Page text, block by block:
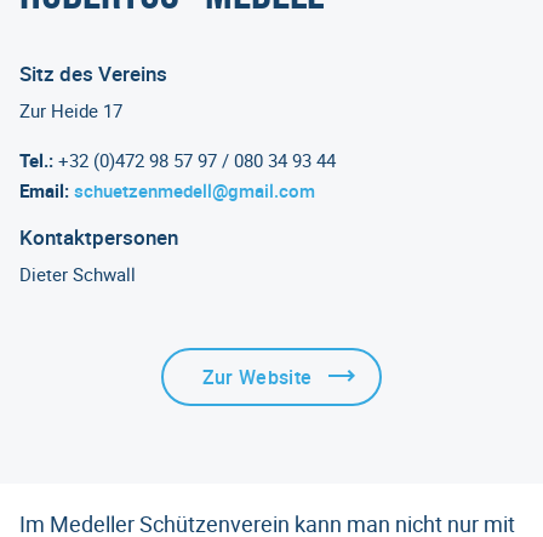
Sitz des Vereins
Zur Heide 17
Tel.: +32 (0)472 98 57 97 / 080 34 93 44
Email: schuetzenmedell@gmail.com
Kontaktpersonen
Dieter Schwall
Zur Website
Im Medeller Schützenverein kann man nicht nur mit